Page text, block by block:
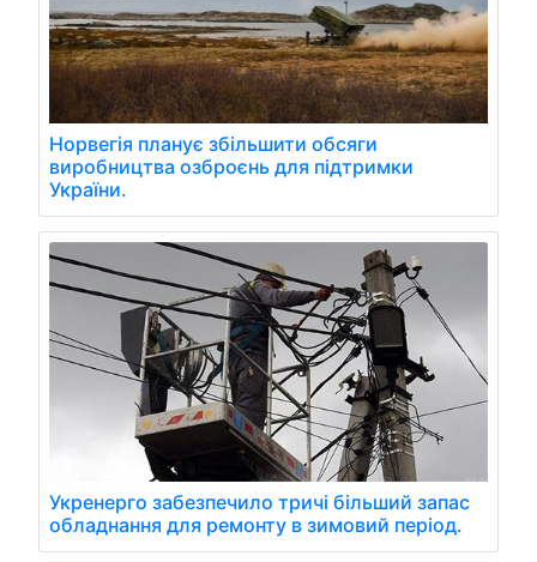
Норвегія планує збільшити обсяги
виробництва озброєнь для підтримки
України.
Укренерго забезпечило тричі більший запас
обладнання для ремонту в зимовий період.